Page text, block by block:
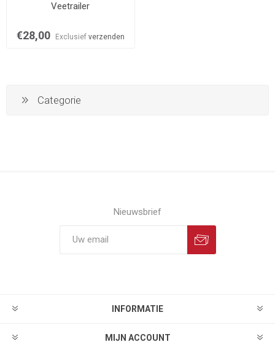
Veetrailer
€28,00 Exclusief verzenden
Categorie
Nieuwsbrief
INFORMATIE
MIJN ACCOUNT